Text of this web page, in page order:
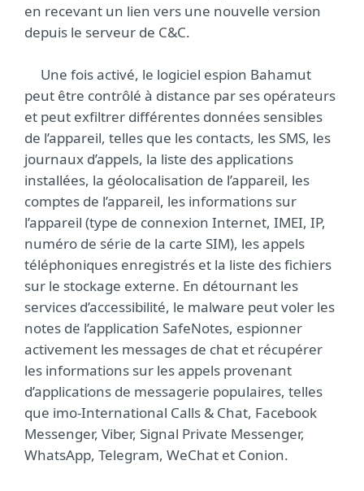
en recevant un lien vers une nouvelle version
depuis le serveur de C&C.
Une fois activé, le logiciel espion Bahamut
peut être contrôlé à distance par ses opérateurs
et peut exfiltrer différentes données sensibles
de l’appareil, telles que les contacts, les SMS, les
journaux d’appels, la liste des applications
installées, la géolocalisation de l’appareil, les
comptes de l’appareil, les informations sur
l’appareil (type de connexion Internet, IMEI, IP,
numéro de série de la carte SIM), les appels
téléphoniques enregistrés et la liste des fichiers
sur le stockage externe. En détournant les
services d’accessibilité, le malware peut voler les
notes de l’application SafeNotes, espionner
activement les messages de chat et récupérer
les informations sur les appels provenant
d’applications de messagerie populaires, telles
que imo-International Calls & Chat, Facebook
Messenger, Viber, Signal Private Messenger,
WhatsApp, Telegram, WeChat et Conion.